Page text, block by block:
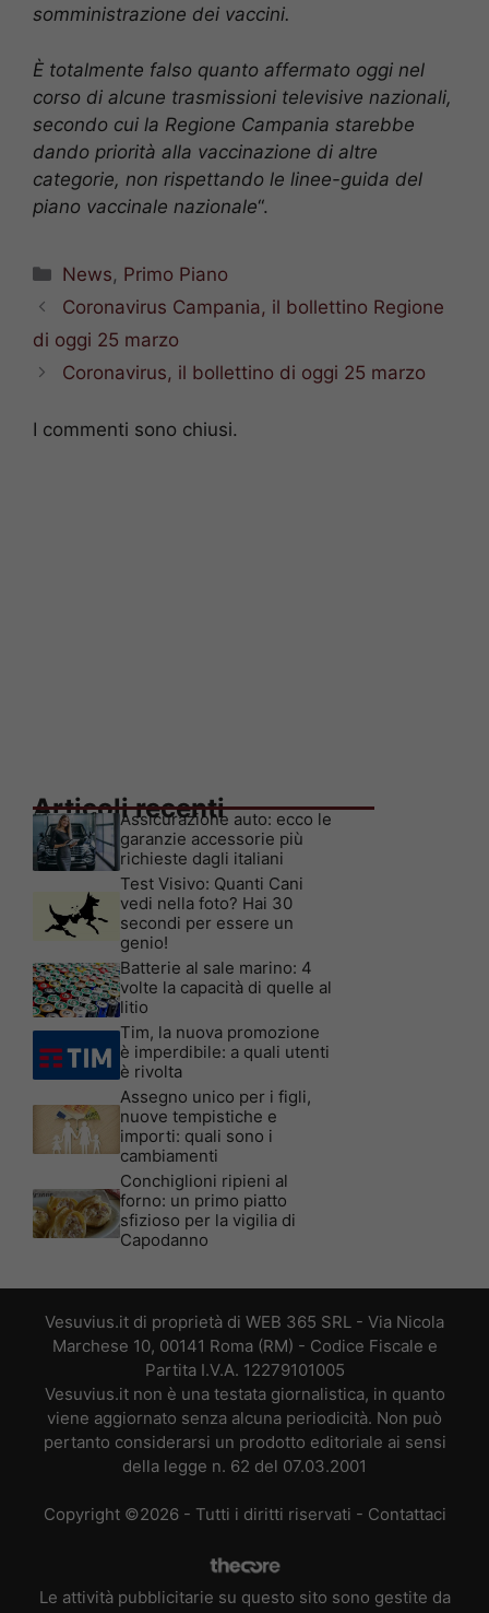
somministrazione dei vaccini.
È totalmente falso quanto affermato oggi nel
corso di alcune trasmissioni televisive nazionali,
secondo cui la Regione Campania starebbe
dando priorità alla vaccinazione di altre
categorie, non rispettando le linee-guida del
piano vaccinale nazionale“.
Categorie
News, Primo Piano
Coronavirus Campania, il bollettino Regione
di oggi 25 marzo
Coronavirus, il bollettino di oggi 25 marzo
I commenti sono chiusi.
Articoli recenti
Assicurazione auto: ecco le
garanzie accessorie più
richieste dagli italiani
Test Visivo: Quanti Cani
vedi nella foto? Hai 30
secondi per essere un
genio!
Batterie al sale marino: 4
volte la capacità di quelle al
litio
Tim, la nuova promozione
è imperdibile: a quali utenti
è rivolta
Assegno unico per i figli,
nuove tempistiche e
importi: quali sono i
cambiamenti
Conchiglioni ripieni al
forno: un primo piatto
sfizioso per la vigilia di
Capodanno
Vesuvius.it di proprietà di WEB 365 SRL - Via Nicola
Marchese 10, 00141 Roma (RM) - Codice Fiscale e
Partita I.V.A. 12279101005
Vesuvius.it non è una testata giornalistica, in quanto
viene aggiornato senza alcuna periodicità. Non può
pertanto considerarsi un prodotto editoriale ai sensi
della legge n. 62 del 07.03.2001
Copyright ©2026 - Tutti i diritti riservati - Contattaci
Le attività pubblicitarie su questo sito sono gestite da